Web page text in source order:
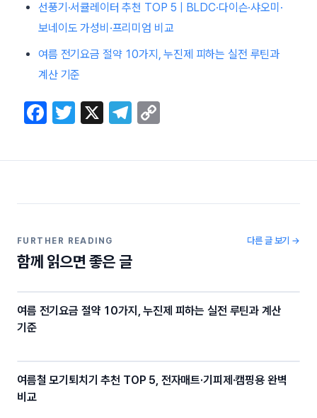
선풍기·서큘레이터 추천 TOP 5 | BLDC·다이슨·샤오미·
보네이도 가성비·프리미엄 비교
여름 전기요금 절약 10가지, 누진제 피하는 실전 루틴과
계산 기준
F
c
b
o
k
T
itt
X
T
e
a
p
Li
FURTHER READING
함께 읽으면 좋은 글
다른 글 보기 →
여름 전기요금 절약 10가지, 누진제 피하는 실전 루틴과 계산
기준
여름철 모기퇴치기 추천 TOP 5, 전자매트·기피제·캠핑용 완벽
비교